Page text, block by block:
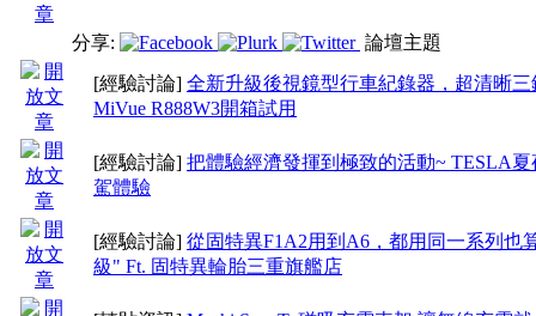
分享:
論壇主題
[經驗討論] 全新升級後視鏡型行車紀錄器，超清晰三
MiVue R888W3開箱試用
[經驗討論] 把體驗經濟發揮到極致的活動~ TESLA
駕體驗
[經驗討論] 從固特異F1A2用到A6，都用同一系列也
級" Ft. 固特異輪胎三重旗艦店